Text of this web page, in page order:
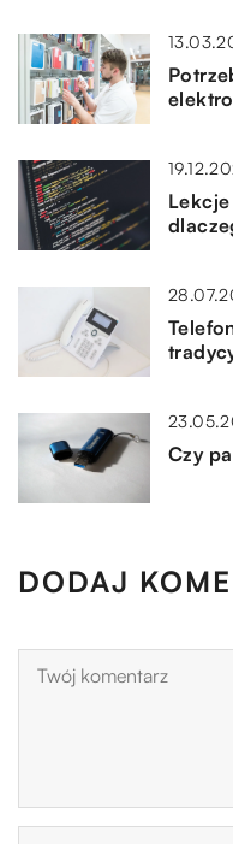
Czy
DODAJ